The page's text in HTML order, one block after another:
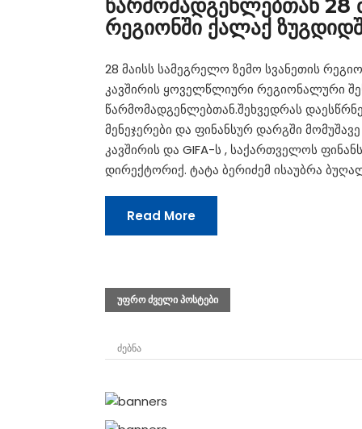
წარმომადგენლებთან 28
რეგიონში ქალაქ
28 მაისს სამეგრელო ზემო სვანეთის
კავშირის ყოველწლიური რეგიონალური
წარმომადგენლებთან.შეხვედრას
მენეჯერები და ფინანსურ დარგში
კავშირის და GIFA-ს , საქართველოს
დირექტორიქ. ტატა ბერიძემ ისაუბრა
Read More
პოსტების
ᲣᲤᲠᲝ ᲫᲕᲔᲚᲘ ᲞᲝᲡᲢᲔᲑᲘ